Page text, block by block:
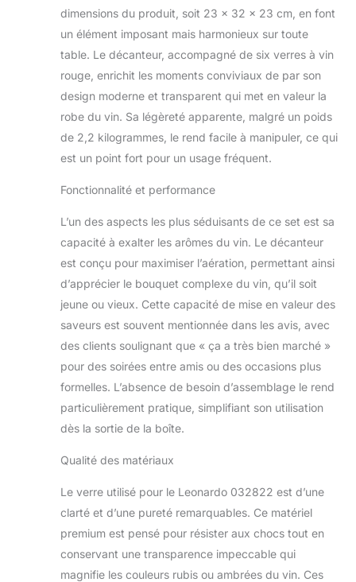
dimensions du produit, soit 23 x 32 x 23 cm, en font
un élément imposant mais harmonieux sur toute
table. Le décanteur, accompagné de six verres à vin
rouge, enrichit les moments conviviaux de par son
design moderne et transparent qui met en valeur la
robe du vin. Sa légèreté apparente, malgré un poids
de 2,2 kilogrammes, le rend facile à manipuler, ce qui
est un point fort pour un usage fréquent.
Fonctionnalité et performance
L’un des aspects les plus séduisants de ce set est sa
capacité à exalter les arômes du vin. Le décanteur
est conçu pour maximiser l’aération, permettant ainsi
d’apprécier le bouquet complexe du vin, qu’il soit
jeune ou vieux. Cette capacité de mise en valeur des
saveurs est souvent mentionnée dans les avis, avec
des clients soulignant que « ça a très bien marché »
pour des soirées entre amis ou des occasions plus
formelles. L’absence de besoin d’assemblage le rend
particulièrement pratique, simplifiant son utilisation
dès la sortie de la boîte.
Qualité des matériaux
Le verre utilisé pour le Leonardo 032822 est d’une
clarté et d’une pureté remarquables. Ce matériel
premium est pensé pour résister aux chocs tout en
conservant une transparence impeccable qui
magnifie les couleurs rubis ou ambrées du vin. Ces